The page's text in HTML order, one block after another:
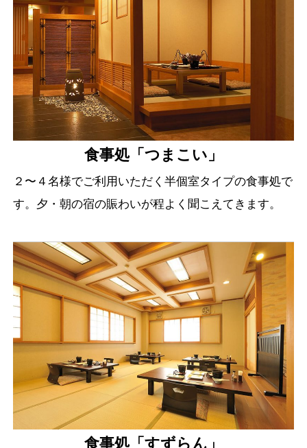
食事処「つまこい」
２〜４名様でご利用いただく半個室タイプの食事処で
す。夕・朝の宿の賑わいが程よく聞こえてきます。
食事処「すずらん」